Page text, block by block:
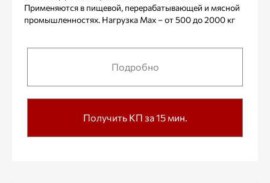
Применяются в пищевой, перерабатывающей и мясной
промышленностях. Нагрузка Max – от 500 до 2000 кг
Подробно
Получить КП за 15 мин.